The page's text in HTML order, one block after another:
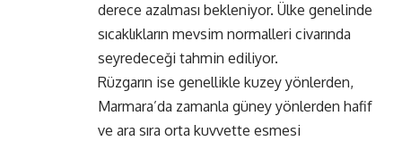
derece azalması bekleniyor. Ülke genelinde
sıcaklıkların mevsim normalleri civarında
seyredeceği tahmin ediliyor.
Rüzgarın ise genellikle kuzey yönlerden,
Marmara’da zamanla güney yönlerden hafif
ve ara sıra orta kuvvette esmesi